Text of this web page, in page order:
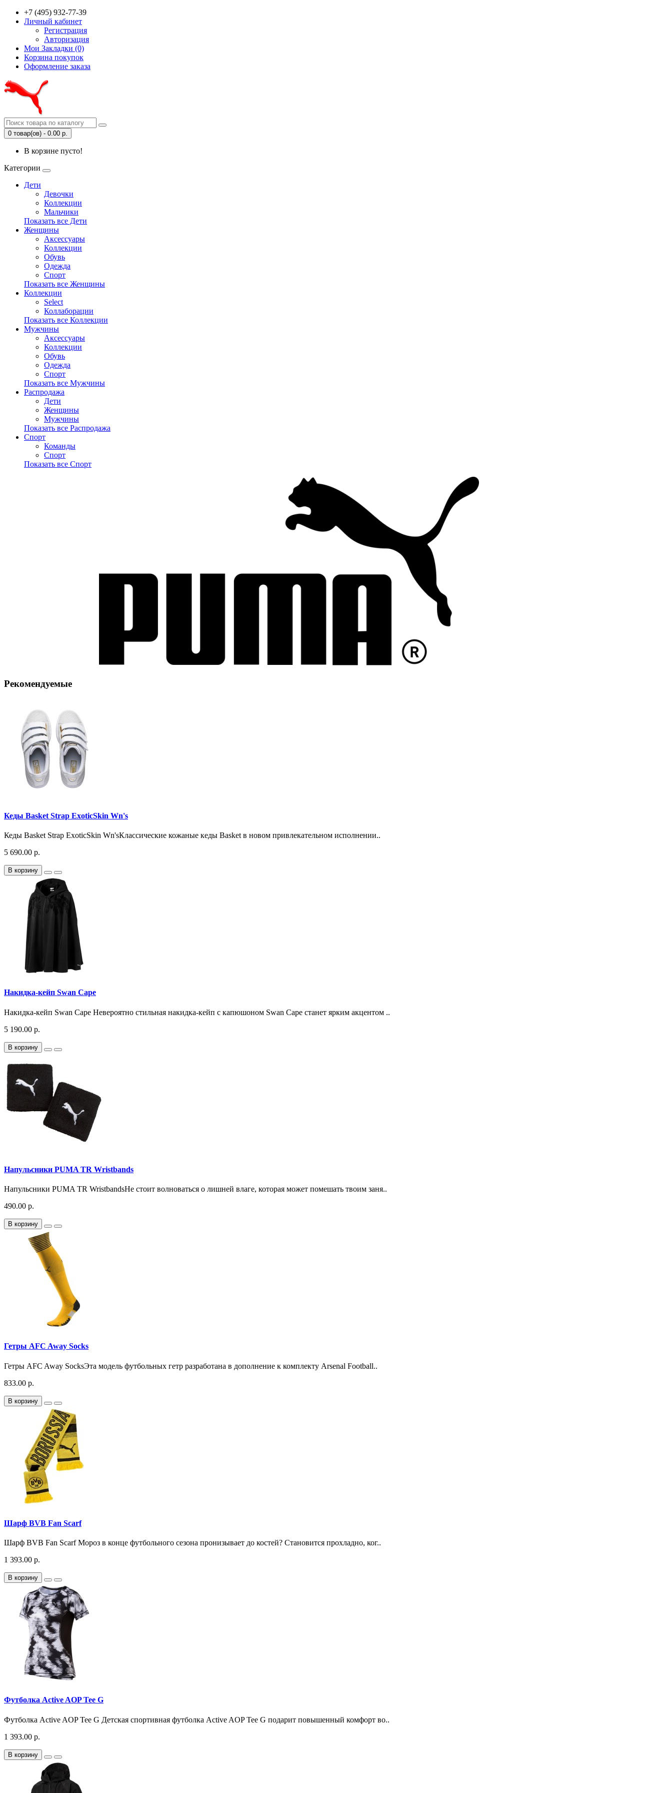
+7 (495) 932-77-39
Личный кабинет
Регистрация
Авторизация
Мои Закладки (0)
Корзина покупок
Оформление заказа
0 товар(ов) - 0.00 р.
В корзине пусто!
Категории
Дети
Девочки
Коллекции
Мальчики
Показать все Дети
Женщины
Аксессуары
Коллекции
Обувь
Одежда
Спорт
Показать все Женщины
Коллекции
Select
Коллаборации
Показать все Коллекции
Мужчины
Аксессуары
Коллекции
Обувь
Одежда
Спорт
Показать все Мужчины
Распродажа
Дети
Женщины
Мужчины
Показать все Распродажа
Спорт
Команды
Спорт
Показать все Спорт
Рекомендуемые
Кеды Basket Strap ExoticSkin Wn's
Кеды Basket Strap ExoticSkin Wn'sКлассические кожаные кеды Basket в новом привлекательном исполнении..
5 690.00 р.
В корзину
Накидка-кейп Swan Cape
Накидка-кейп Swan Cape Невероятно стильная накидка-кейп с капюшоном Swan Cape станет ярким акцентом ..
5 190.00 р.
В корзину
Напульсники PUMA TR Wristbands
Напульсники PUMA TR WristbandsНе стоит волноваться о лишней влаге, которая может помешать твоим заня..
490.00 р.
В корзину
Гетры AFC Away Socks
Гетры AFC Away SocksЭта модель футбольных гетр разработана в дополнение к комплекту Arsenal Football..
833.00 р.
В корзину
Шарф BVB Fan Scarf
Шарф BVB Fan Scarf Мороз в конце футбольного сезона пронизывает до костей? Становится прохладно, ког..
1 393.00 р.
В корзину
Футболка Active AOP Tee G
Футболка Active AOP Tee G Детская спортивная футболка Active AOP Tee G подарит повышенный комфорт во..
1 393.00 р.
В корзину